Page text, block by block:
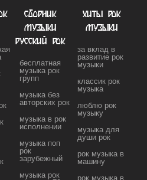
сборник
музыки
русский рок
бесплатная
музыка рок
групп
музыка без
авторских рок
музыка в рок
исполнении
музыка поп
рок
зарубежный
музыка рок
хиты рок
музыки
за вклад в
развитие рок
музыки
классик рок
музыка
люблю рок
музыку
музыка для
души рок
рок музыка в
машину
рок музыка в